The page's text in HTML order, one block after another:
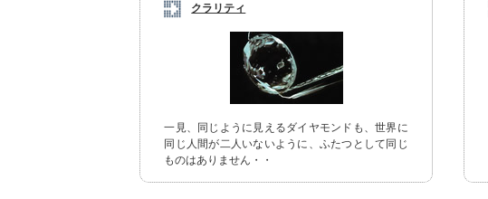
クラリティ
一見、同じように見えるダイヤモンドも、世界に
同じ人間が二人いないように、ふたつとして同じ
ものはありません・・